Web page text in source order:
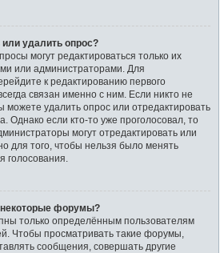
или удалить опрос?
могут редактироваться только их
или администраторами. Для
к редактированию первого
связан именно с ним. Если никто не
можете удалить опрос или отредактировать
Однако если кто-то уже проголосовал, то
могут отредактировать или
для того, чтобы нельзя было менять
голосования.
форумы?
только определённым пользователям
Чтобы просматривать такие форумы,
сообщения, совершать другие